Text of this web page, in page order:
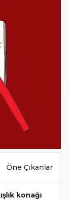
Öne Çıkanlar
konağı